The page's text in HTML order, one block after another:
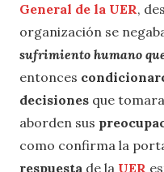
General de la UER,
organización se
sufrimiento humano
entonces
decisiones que
aborden sus
como confirma la
respuesta de la UER